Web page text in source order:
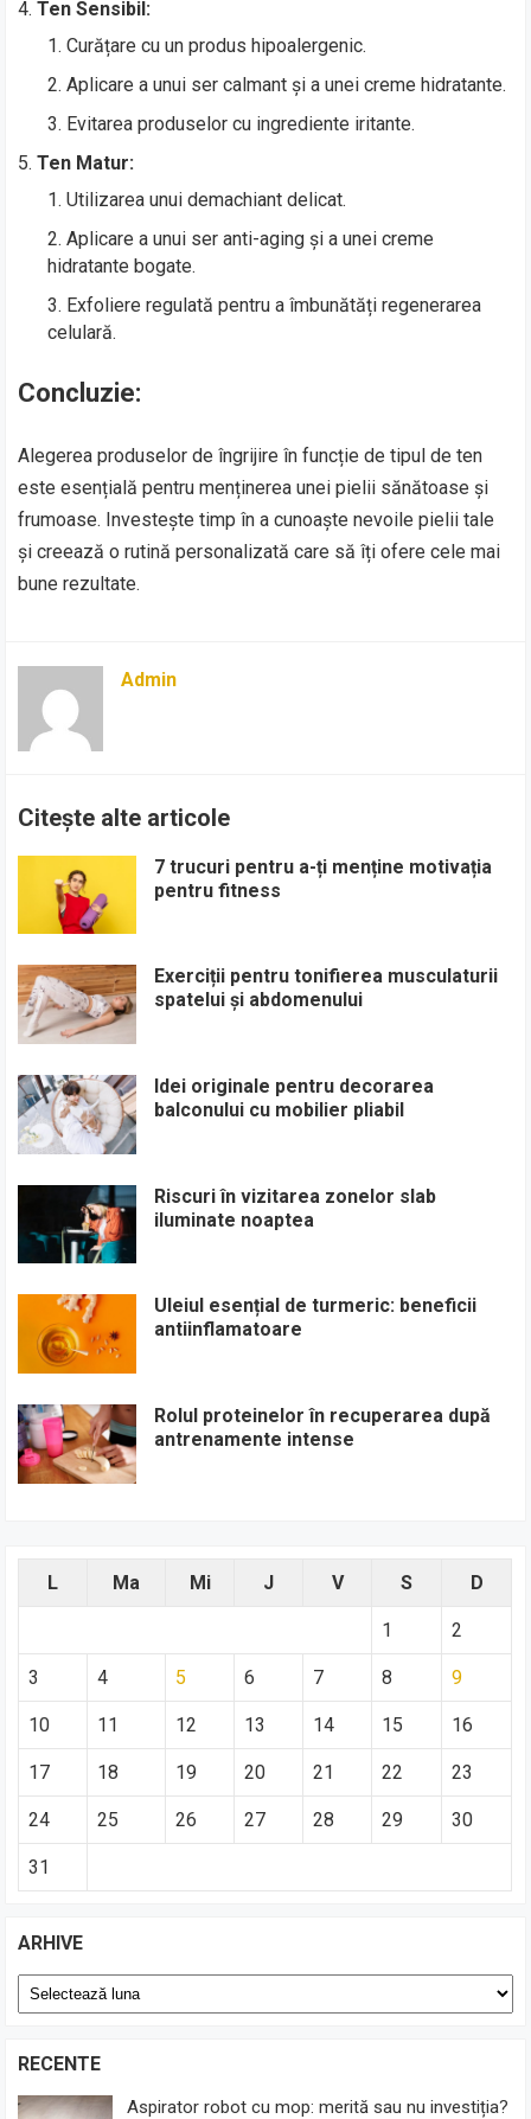
Ten Sensibil:
Curățare cu un produs hipoalergenic.
Aplicare a unui ser calmant și a unei creme hidratante.
Evitarea produselor cu ingrediente iritante.
Ten Matur:
Utilizarea unui demachiant delicat.
Aplicare a unui ser anti-aging și a unei creme
hidratante bogate.
Exfoliere regulată pentru a îmbunătăți regenerarea
celulară.
Concluzie:
Alegerea produselor de îngrijire în funcție de tipul de ten
este esențială pentru menținerea unei pielii sănătoase și
frumoase. Investește timp în a cunoaște nevoile pielii tale
și creează o rutină personalizată care să îți ofere cele mai
bune rezultate.
Admin
Citește alte articole
7 trucuri pentru a-ți menține motivația
pentru fitness
Exerciții pentru tonifierea musculaturii
spatelui și abdomenului
Idei originale pentru decorarea
balconului cu mobilier pliabil
Riscuri în vizitarea zonelor slab
iluminate noaptea
Uleiul esențial de turmeric: beneficii
antiinflamatoare
Rolul proteinelor în recuperarea după
antrenamente intense
L Ma Mi J V S D
1 2
3 4 5 6 7 8 9
10 11 12 13 14 15 16
17 18 19 20 21 22 23
24 25 26 27 28 29 30
31
ARHIVE
Arhive
RECENTE
Aspirator robot cu mop: merită sau nu investiția?